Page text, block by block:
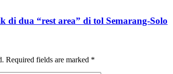
di dua “rest area” di tol Semarang-Solo
Required fields are marked *